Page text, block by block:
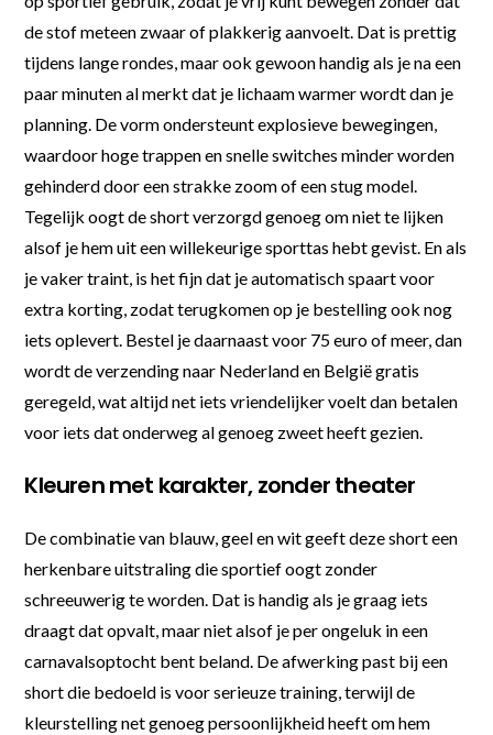
de stof meteen zwaar of plakkerig aanvoelt. Dat is prettig
tijdens lange rondes, maar ook gewoon handig als je na een
paar minuten al merkt dat je lichaam warmer wordt dan je
planning. De vorm ondersteunt explosieve bewegingen,
waardoor hoge trappen en snelle switches minder worden
gehinderd door een strakke zoom of een stug model.
Tegelijk oogt de short verzorgd genoeg om niet te lijken
alsof je hem uit een willekeurige sporttas hebt gevist. En als
je vaker traint, is het fijn dat je automatisch spaart voor
extra korting, zodat terugkomen op je bestelling ook nog
iets oplevert. Bestel je daarnaast voor 75 euro of meer, dan
wordt de verzending naar Nederland en België gratis
geregeld, wat altijd net iets vriendelijker voelt dan betalen
voor iets dat onderweg al genoeg zweet heeft gezien.
Kleuren met karakter, zonder theater
De combinatie van blauw, geel en wit geeft deze short een
herkenbare uitstraling die sportief oogt zonder
schreeuwerig te worden. Dat is handig als je graag iets
draagt dat opvalt, maar niet alsof je per ongeluk in een
carnavalsoptocht bent beland. De afwerking past bij een
short die bedoeld is voor serieuze training, terwijl de
kleurstelling net genoeg persoonlijkheid heeft om hem